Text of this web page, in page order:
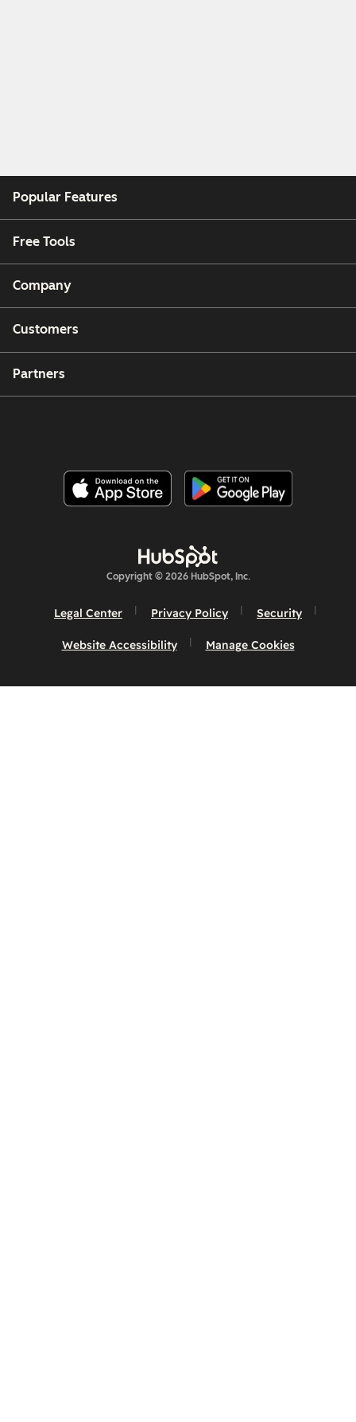
Popular Features
Free Tools
Company
Customers
Partners
Copyright © 2026 HubSpot, Inc.
Legal Center Privacy Policy Security
Website Accessibility Manage Cookies